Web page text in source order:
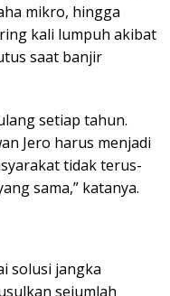
mikro, hingga
kali lumpuh akibat
saat banjir
setiap tahun.
Jero harus menjadi
tidak terus-
sama,” katanya.
solusi jangka
sejumlah